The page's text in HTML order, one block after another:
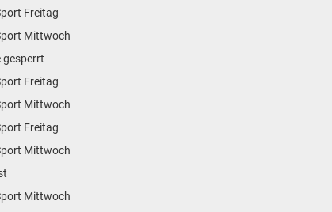
Freitag
Mittwoch
gesperrt
Freitag
Mittwoch
Freitag
Mittwoch
Mittwoch